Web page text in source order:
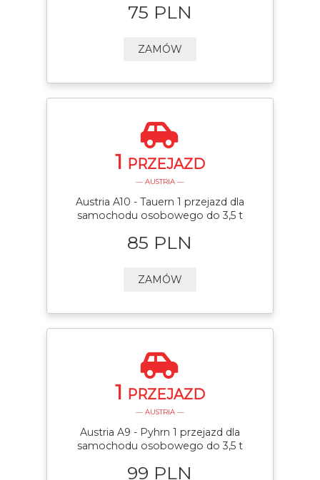
75 PLN
ZAMÓW
1 PRZEJAZD
— AUSTRIA —
Austria A10 - Tauern 1 przejazd dla
samochodu osobowego do 3,5 t
85 PLN
ZAMÓW
1 PRZEJAZD
— AUSTRIA —
Austria A9 - Pyhrn 1 przejazd dla
samochodu osobowego do 3,5 t
99 PLN